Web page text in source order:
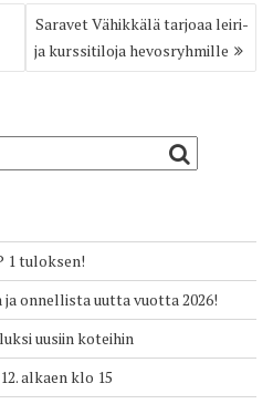
Saravet Vähikkälä tarjoaa leiri-
ja kurssitiloja hevosryhmille
1 tuloksen!
onnellista uutta vuotta 2026!
uusiin koteihin
alkaen klo 15